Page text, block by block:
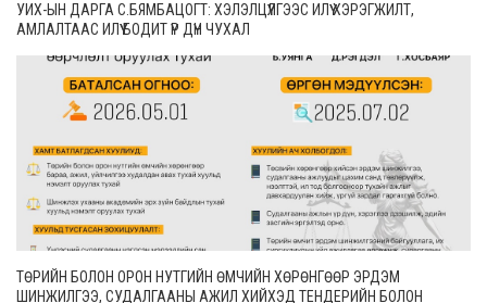
УИХ-ЫН ДАРГА С.БЯМБАЦОГТ: ХЭЛЭЛЦҮҮЛГЭЭС ИЛҮҮ ХЭРЭГЖИЛТ,
АМЛАЛТААС ИЛҮҮ БОДИТ ҮР ДҮН ЧУХАЛ
ТӨРИЙН БОЛОН ОРОН НУТГИЙН ӨМЧИЙН ХӨРӨНГӨӨР ЭРДЭМ
ШИНЖИЛГЭЭ, СУДАЛГААНЫ АЖИЛ ХИЙХЭД ТЕНДЕРИЙН БОЛОН